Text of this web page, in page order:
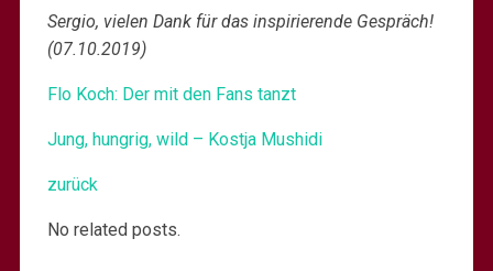
Sergio, vielen Dank für das inspirierende Gespräch!
(07.10.2019)
Flo Koch: Der mit den Fans tanzt
Jung, hungrig, wild – Kostja Mushidi
zurück
No related posts.